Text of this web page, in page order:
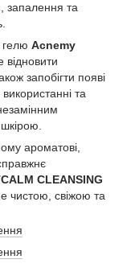
запалення та
гелю Acnemy
запобігти появі
та
ароматові,
CLEANSING
чистою, свіжою та